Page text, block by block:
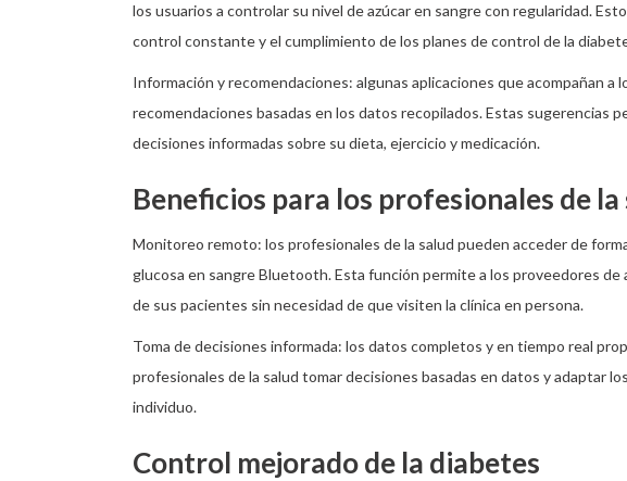
los usuarios a controlar su nivel de azúcar en sangre con regularidad.
control constante y el cumplimiento de los planes de control de la
Información y recomendaciones: algunas aplicaciones que acompañan
recomendaciones basadas en los datos recopilados. Estas sugerencias
decisiones informadas sobre su dieta, ejercicio y medicación.
Beneficios para los profesionales de la
Monitoreo remoto: los profesionales de la salud pueden acceder de
glucosa en sangre Bluetooth. Esta función permite a los proveedores
de sus pacientes sin necesidad de que visiten la clínica en persona.
Toma de decisiones informada: los datos completos y en tiempo real
profesionales de la salud tomar decisiones basadas en datos y adaptar
individuo.
Control mejorado de la diabetes